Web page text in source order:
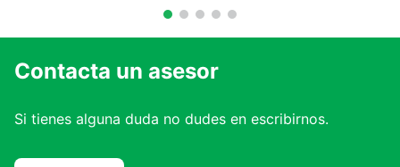
Contacta un asesor
Si tienes alguna duda no dudes en escribirnos.